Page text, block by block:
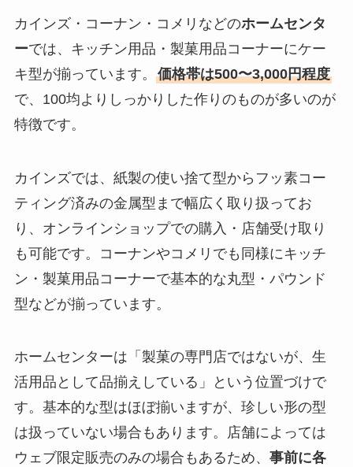
カインズ・コーナン・コメリなどのホームセンタ
ーでは、キッチン用品・製菓用品コーナーにケー
キ型が揃っています。 価格帯は500〜3,000円程度
で、100均よりしっかりした作りのものが多いのが
特徴です。
カインズでは、紙製の使い捨て型からフッ素コー
ティング済みの金属型まで幅広く取り扱ってお
り、オンラインショップでの購入・店舗受け取り
も可能です。コーナンやコメリでも同様にキッチ
ン・製菓用品コーナーで基本的な丸型・パウンド
型などが揃っています。
ホームセンターは「製菓の専門店ではないが、生
活用品として品揃えしている」という位置づけで
す。基本的な型はほぼ揃いますが、珍しい形の型
は扱っていない場合もあります。店舗によっては
ウェブ限定販売のみの場合もあるため、 事前に各